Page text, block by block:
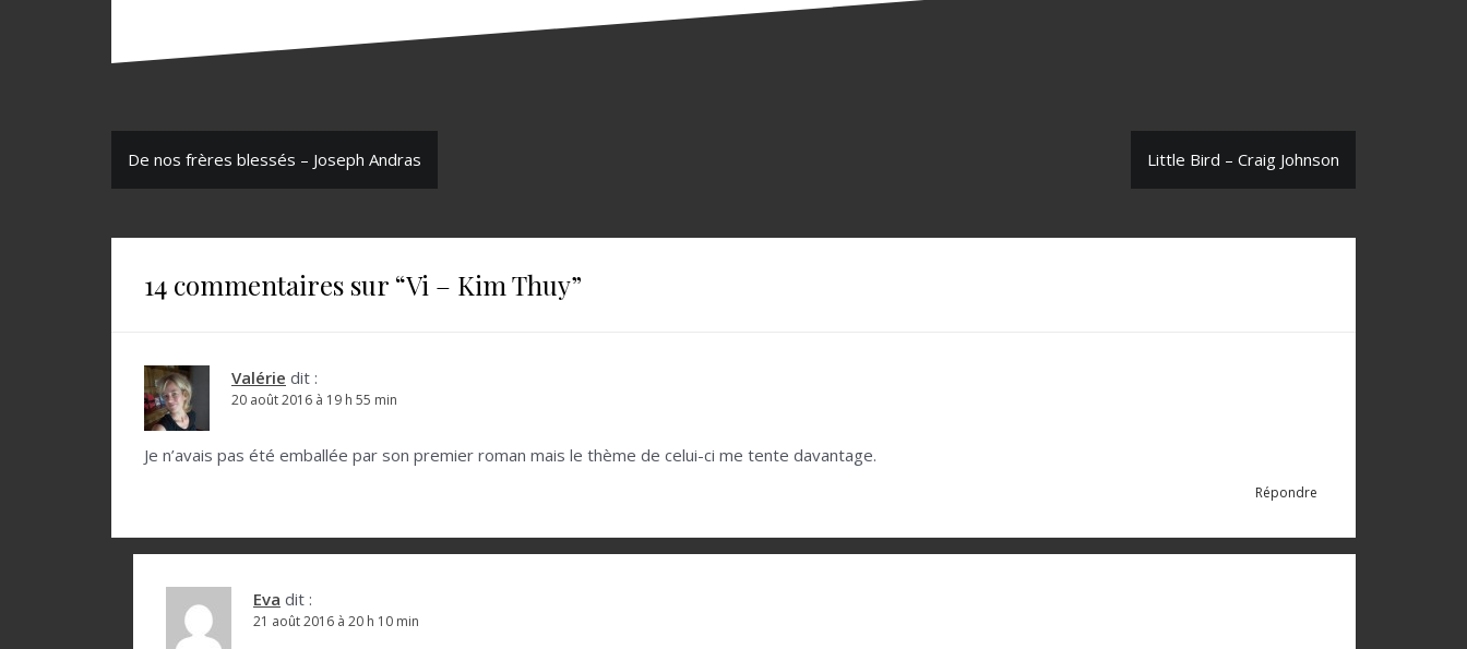
N
v
d
De nos frères blessés – Joseph Andras Little Bird – Craig Johnson
14 commentaires sur “Vi – Kim Thuy”
Valérie dit :
20 août 2016 à 19 h 55 min
Je n’avais pas été emballée par son premier roman mais le thème de celui-ci me tente davantage.
Répondre
Eva dit :
21 août 2016 à 20 h 10 min